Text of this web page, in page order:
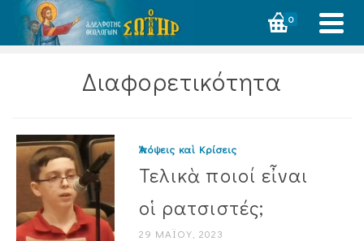
0
Διαφορετικότητα
Ἀπόψεις καὶ Κρίσεις
Τελικὰ ποιοί εἶναι
οἱ ρατσιστές;
29 ΜΑΪ́ΟΥ, 2023